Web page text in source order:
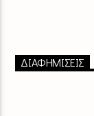
ΔΙΑΦΗΜΙΣΕΙΣ